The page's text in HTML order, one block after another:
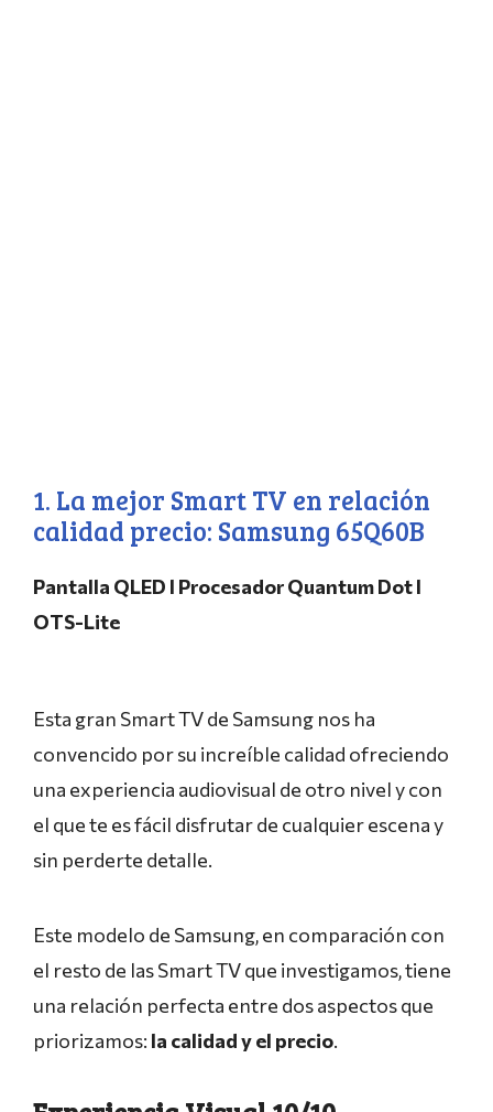
1. La mejor Smart TV en relación
calidad precio: Samsung 65Q60B
Pantalla QLED l Procesador Quantum Dot l
OTS-Lite
Esta gran Smart TV de Samsung nos ha
convencido por su increíble calidad ofreciendo
una experiencia audiovisual de otro nivel y con
el que te es fácil disfrutar de cualquier escena y
sin perderte detalle.
Este modelo de Samsung, en comparación con
el resto de las Smart TV que investigamos, tiene
una relación perfecta entre dos aspectos que
priorizamos: la calidad y el precio.